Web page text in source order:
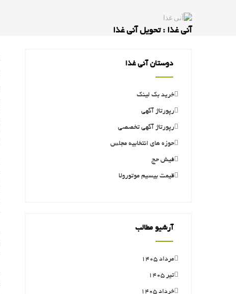
آنی غذا : تحویل آنی غذا
دوستان آنی غذا
خرید بک لینک
رپورتاژ آگهی
رپورتاژ آگهی تخصصی
حوزه های انتخابیه مجلس
فیش حج
قیمت بیسیم موتورولا
آرشیو مطالب
مرداد ۱۴۰۵
تیر ۱۴۰۵
خرداد ۱۴۰۵